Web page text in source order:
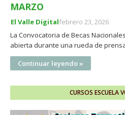
MARZO
El Valle Digitalfebrero 23, 2026
La Convocatoria de Becas
abierta durante una rueda de
Continuar leyendo »
CURSOS ESCUELA